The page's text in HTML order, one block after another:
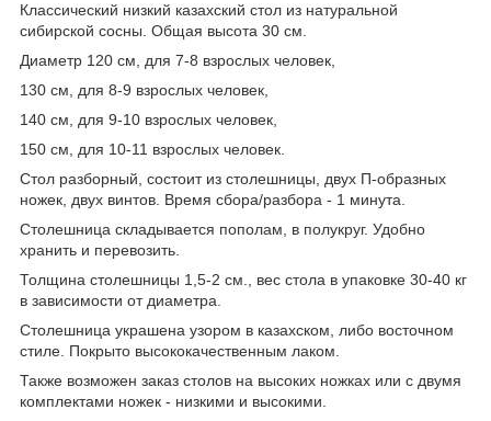
Классический низкий казахский стол из натуральной
сибирской сосны. Общая высота 30 см.
Диаметр 120 см, для 7-8 взрослых человек,
130 см, для 8-9 взрослых человек,
140 см, для 9-10 взрослых человек,
150 см, для 10-11 взрослых человек.
Стол разборный, состоит из столешницы, двух П-образных
ножек, двух винтов. Время сбора/разбора - 1 минута.
Столешница складывается пополам, в полукруг. Удобно
хранить и перевозить.
Толщина столешницы 1,5-2 см., вес стола в упаковке 30-40 кг
в зависимости от диаметра.
Столешница украшена узором в казахском, либо восточном
стиле. Покрыто высококачественным лаком.
Также возможен заказ столов на высоких ножках или с двумя
комплектами ножек - низкими и высокими.